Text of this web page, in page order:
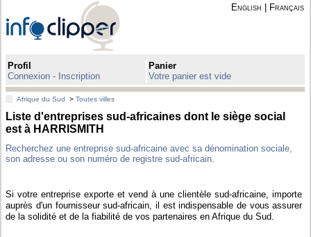
English Français
Profil
Connexion - Inscription
Panier
Votre panier est vide
Afrique du Sud >Toutes villes
Liste d'entreprises sud-africaines dont le siège social
est à HARRISMITH
Recherchez une entreprise sud-africaine avec sa dénomination sociale,
son adresse ou son numéro de registre sud-africain.
Si votre entreprise exporte et vend à une clientèle sud-africaine, importe
auprès d'un fournisseur sud-africain, il est indispensable de vous assurer
de la solidité et de la fiabilité de vos partenaires en Afrique du Sud.